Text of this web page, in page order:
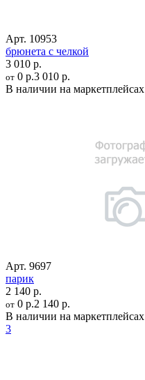
Арт. 10953
брюнета с челкой
3 010 р.
от 0 р.3 010 р.
В наличии на маркетплейсах
Арт. 9697
парик
2 140 р.
от 0 р.2 140 р.
В наличии на маркетплейсах
3